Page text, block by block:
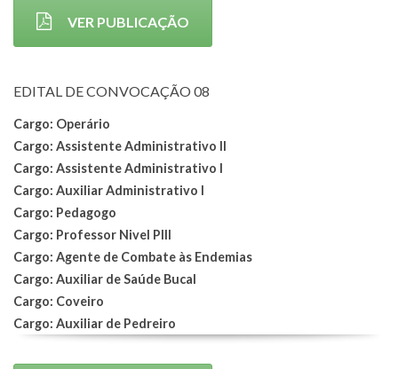
VER PUBLICAÇÃO
EDITAL DE CONVOCAÇÃO 08
Cargo: Operário
Cargo: Assistente Administrativo II
Cargo: Assistente Administrativo I
Cargo: Auxiliar Administrativo I
Cargo: Pedagogo
Cargo: Professor Nivel PIII
Cargo: Agente de Combate às Endemias
Cargo: Auxiliar de Saúde Bucal
Cargo: Coveiro
Cargo: Auxiliar de Pedreiro